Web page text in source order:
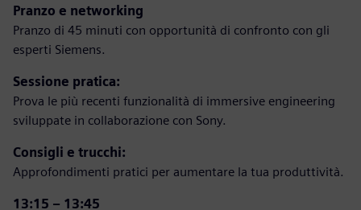
Pranzo e networking
Pranzo di 45 minuti con opportunità di confronto con gli
esperti Siemens.
Sessione pratica:
Prova le più recenti funzionalità di immersive engineering
sviluppate in collaborazione con Sony.
Consigli e trucchi:
Approfondimenti pratici per aumentare la tua produttività.
13:15 – 13:45